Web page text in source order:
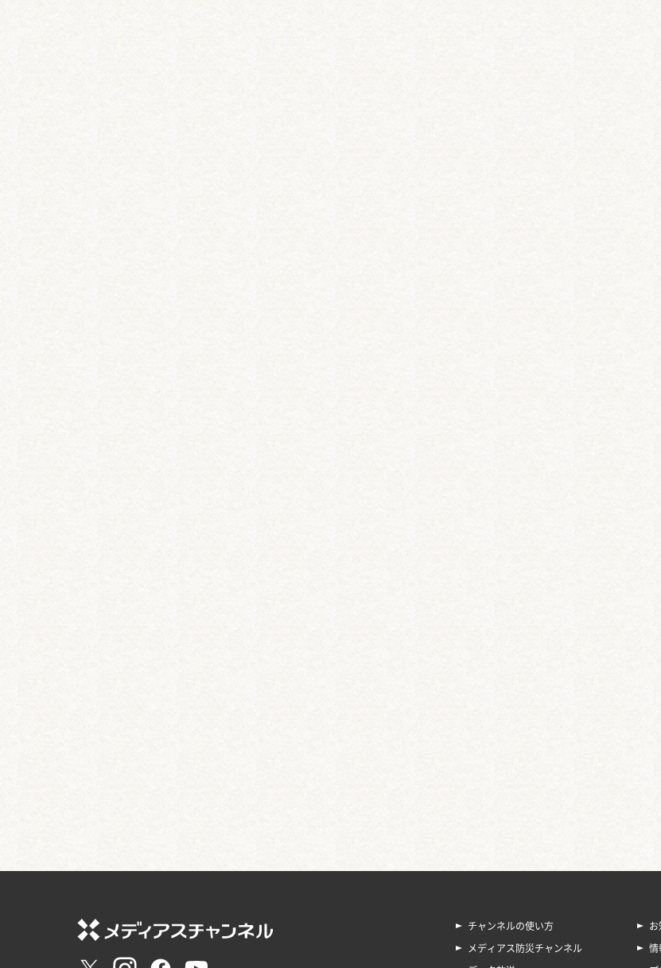
チャンネルの使い方
メディアス防災チャンネル
お
情